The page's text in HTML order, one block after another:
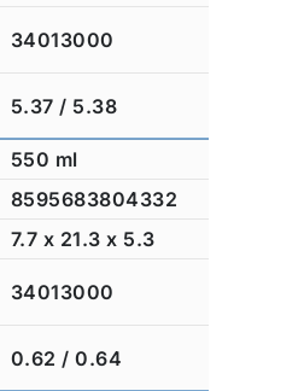
34013000
5.37 / 5.38
550 ml
8595683804332
7.7 x 21.3 x 5.3
34013000
0.62 / 0.64